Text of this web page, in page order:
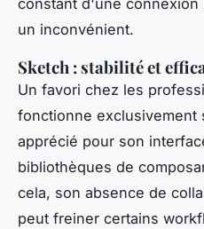
constant d'une
un inconvénient.
Sketch : stabilité et
Un favori chez les
fonctionne exclusivement
apprécié pour son
bibliothèques de
cela, son absence de
peut freiner certains